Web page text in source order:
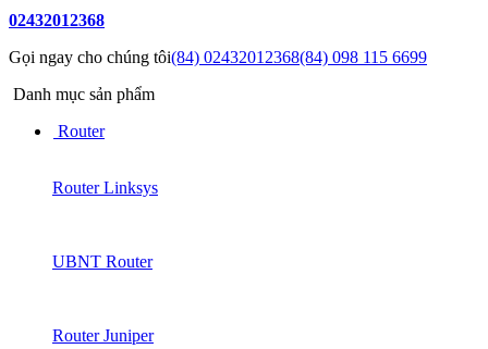
02432012368
Gọi ngay cho chúng tôi(84) 02432012368(84) 098 115 6699
Danh mục sản phẩm
Router
Router Linksys
UBNT Router
Router Juniper